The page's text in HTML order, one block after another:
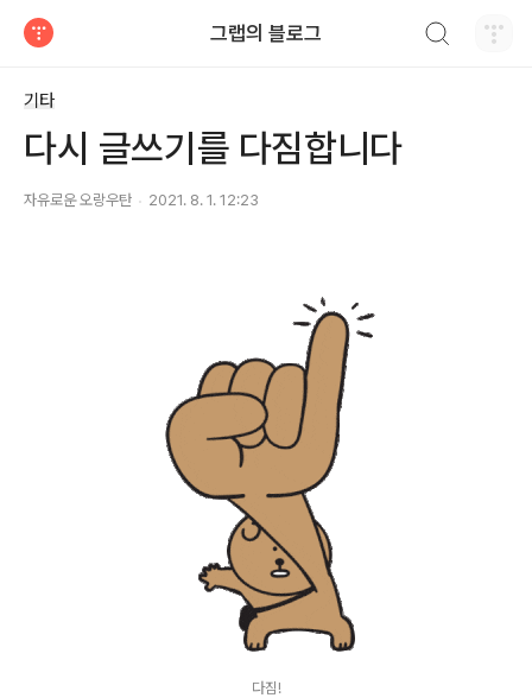
그랩의 블로그
기타
다시 글쓰기를 다짐합니다
자유로운 오랑우탄 2021. 8. 1. 12:23
다짐!